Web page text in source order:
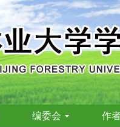
编委会 作